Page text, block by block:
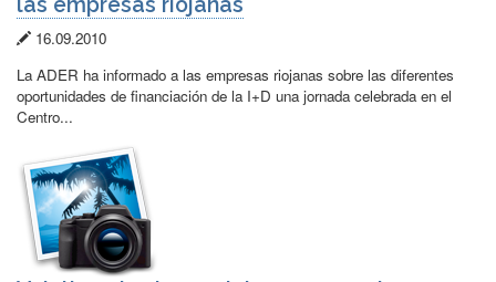
Fecha
de
publicación:
16.09.2010
La ADER ha informado a las empresas riojanas sobre las diferentes
oportunidades de financiación de la I+D una jornada celebrada en el
Centro...